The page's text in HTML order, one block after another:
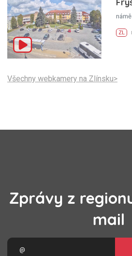
ZL
Všechny webkamery na Zlínsku>
Zprávy z
mail